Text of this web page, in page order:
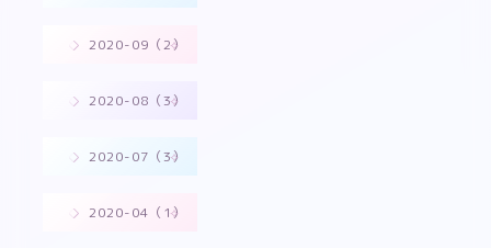
2020-09（2）
2020-08（3）
2020-07（3）
2020-04（1）